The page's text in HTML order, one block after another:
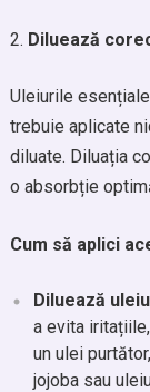
Diluează
Uleiurile
trebuie aplicate
diluate. Diluația
o absorbție
Cum să aplici
Diluează
a evita
un ulei
jojoba sau